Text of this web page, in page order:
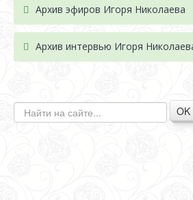
Архив эфиров Игоря Николаева
Архив интервью Игоря
OK